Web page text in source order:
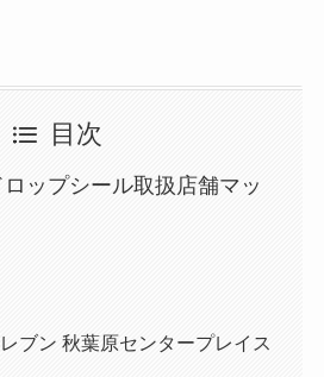
目次
ップシール取扱店舗マッ
ブン 秋葉原センタープレイス